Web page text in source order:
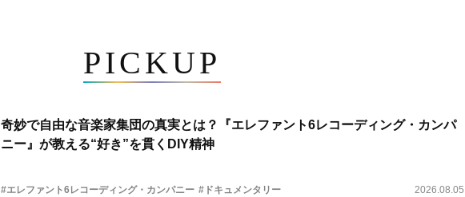
PICKUP
奇妙で自由な音楽家集団の真実とは？『エレファント6レコーディング・カンパ
ニー』が教える“好き”を貫くDIY精神
#エレファント6レコーディング・カンパニー #ドキュメンタリー 2026.08.05